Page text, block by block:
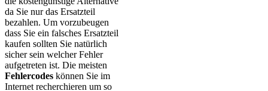
da Sie nur das Ersatzteil
bezahlen. Um vorzubeugen
dass Sie ein falsches Ersatzteil
kaufen sollten Sie natürlich
sicher sein welcher Fehler
aufgetreten ist. Die meisten
Fehlercodes können Sie im
Internet recherchieren um so